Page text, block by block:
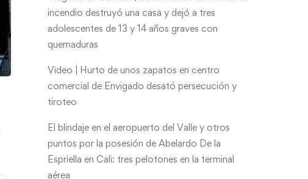
incendio destruyó una casa y dejó a tres
adolescentes de 13 y 14 años graves con
quemaduras
Video | Hurto de unos zapatos en centro
comercial de Envigado desató persecución y
tiroteo
El blindaje en el aeropuerto del Valle y otros
puntos por la posesión de Abelardo De la
Espriella en Cali: tres pelotones en la terminal
aérea